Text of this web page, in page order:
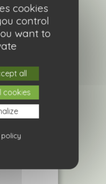
€
de courses
cookies
control
want to
all
cookies